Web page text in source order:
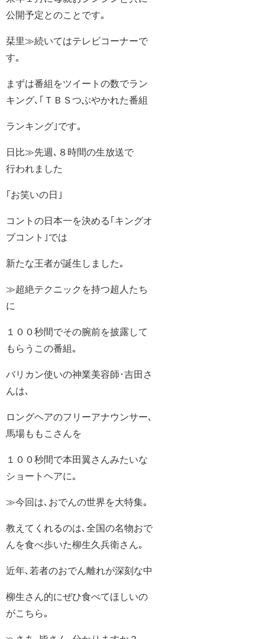
公開予定とのことです｡
栞里≫続いてはテレビコーナーで
す｡
まずは番組をツイートの数でラン
キング､｢ＴＢＳつぶやかれた番組
ランキング｣です｡
日比≫先週､８時間の生放送で
行われました
｢お笑いの日｣
コントの日本一を決める｢キングオ
ブコント｣では
新たな王者が誕生しました｡
≫超絶テクニックを持つ超人たち
に
１００秒間でその腕前を披露して
もらうこの番組｡
バリカン使いの神業美容師･吉田さ
んは､
ロングヘアのフリーアナウンサー､
馬場ももこさんを
１００秒間で本田翼さんみたいな
ショートヘアに｡
≫今回は､おでんの世界を大特集｡
教えてくれるのは､全国の名物おで
んを食べ歩いた柳生久兵衛さん｡
近年､若者のおでん離れが深刻な中
柳生さん的にぜひ食べてほしいの
がこちら｡